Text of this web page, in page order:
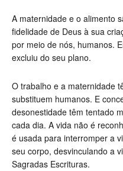
A maternidade e o alimento
fidelidade de Deus à sua
por meio de nós, humanos.
excluiu do seu plano.
O trabalho e a maternidade
substituem humanos. E
desonestidade têm tentado
cada dia. A vida não é
é usada para interromper a
seu corpo, desvinculando a
Sagradas Escrituras.